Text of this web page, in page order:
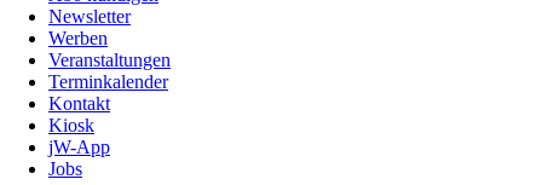
Newsletter
Werben
Veranstaltungen
Terminkalender
Kontakt
Kiosk
jW-App
Jobs